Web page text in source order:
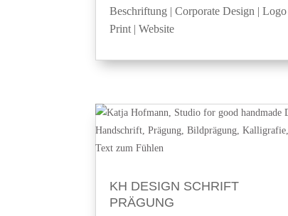
Beschriftung |Corporate Design |Logo
Print |Website
KH DESIGN SCHRIFT
PRÄGUNG